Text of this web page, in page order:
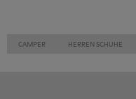
CAMPER HERREN SCHUHE